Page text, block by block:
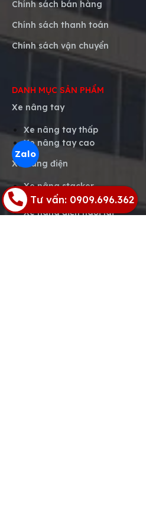
Chính sách bán hàng
Chính sách thanh toán
Chính sách vận chuyển
DANH MỤC SẢN PHẨM
Xe nâng tay
Xe nâng tay thấp
Xe nâng tay cao
Xe nâng điện
Xe nâng stacker
Xe nâng tay điện
Xe nâng điện ngồi lái
Tư vấn: 0909.696.362
Zalo